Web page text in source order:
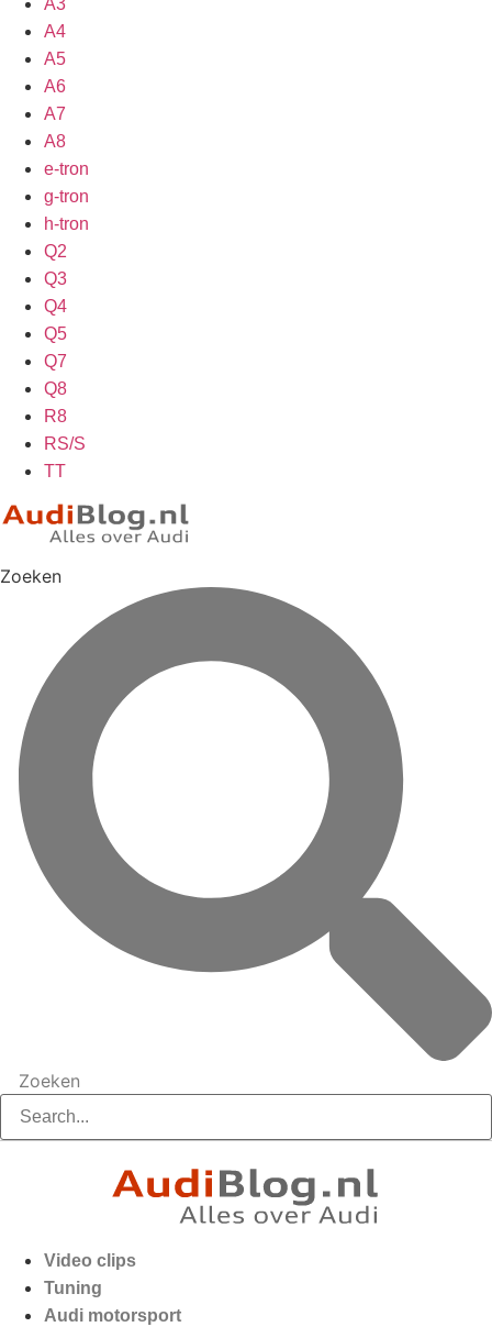
A3
A4
A5
A6
A7
A8
e-tron
g-tron
h-tron
Q2
Q3
Q4
Q5
Q7
Q8
R8
RS/S
TT
Zoeken
Zoeken
Video clips
Tuning
Audi motorsport